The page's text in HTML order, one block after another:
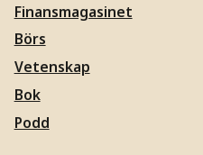
Finansmagasinet
Börs
Vetenskap
Bok
Podd